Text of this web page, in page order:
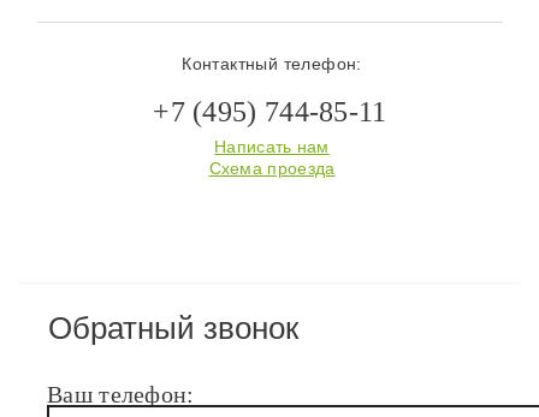
Контактный телефон:
+7 (495) 744-85-11
Написать нам
Схема проезда
Обратный звонок
Ваш телефон: